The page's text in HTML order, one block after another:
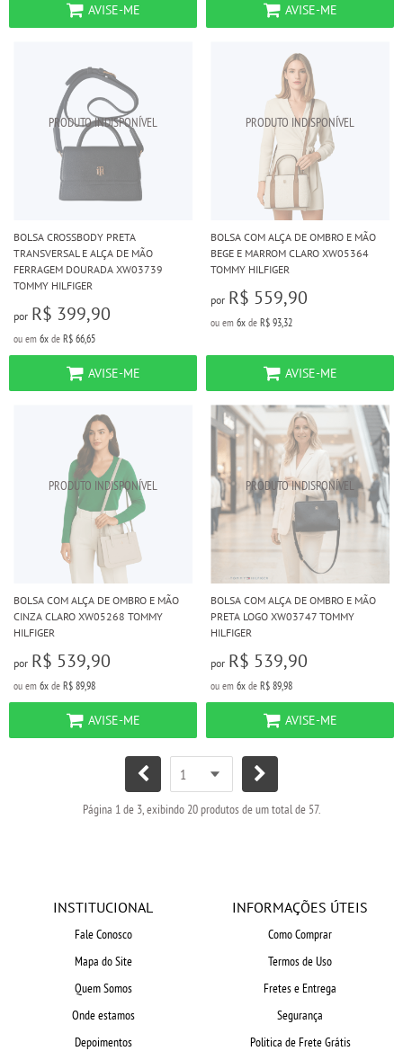
AVISE-ME AVISE-ME
BOLSA CROSSBODY PRETA
TRANSVERSAL E ALÇA DE MÃO
FERRAGEM DOURADA XW03739
TOMMY HILFIGER
por R$ 399,90
ou em 6x de R$ 66,65
AVISE-ME
BOLSA COM ALÇA DE OMBRO E MÃO
BEGE E MARROM CLARO XW05364
TOMMY HILFIGER
por R$ 559,90
ou em 6x de R$ 93,32
AVISE-ME
BOLSA COM ALÇA DE OMBRO E MÃO
CINZA CLARO XW05268 TOMMY
HILFIGER
por R$ 539,90
ou em 6x de R$ 89,98
AVISE-ME
BOLSA COM ALÇA DE OMBRO E MÃO
PRETA LOGO XW03747 TOMMY
HILFIGER
por R$ 539,90
ou em 6x de R$ 89,98
AVISE-ME
Página 1 de 3, exibindo 20 produtos de um total de 57.
INSTITUCIONAL
Fale Conosco
Mapa do Site
Quem Somos
Onde estamos
Depoimentos
INFORMAÇÕES ÚTEIS
Como Comprar
Termos de Uso
Fretes e Entrega
Segurança
Politica de Frete Grátis